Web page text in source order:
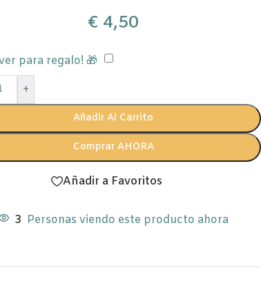
€ 4,50
para regalo! 🎁
+
Añadir Al Carrito
Comprar AHORA
Añadir a Favoritos
3 Personas viendo este producto ahora